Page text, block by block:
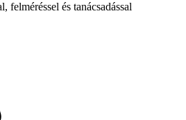
felméréssel és tanácsadással